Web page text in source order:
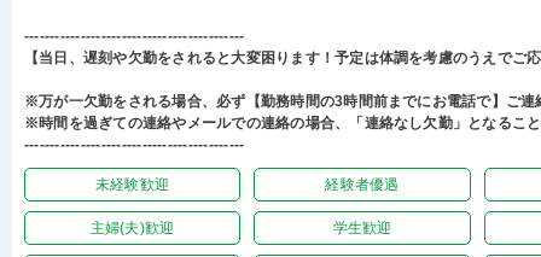
-------------------------------------------
【当日、遅刻や欠勤をされると大変困ります！予定は体調を考慮のうえでご
※万が一欠勤をされる場合、必ず【勤務時間の3時間前までにお電話で】ご連
※時間を過ぎての連絡やメールでの連絡の場合、「連絡なし欠勤」となるこ
-------------------------------------------
未経験歓迎 経験者優遇
主婦(夫)歓迎 学生歓迎